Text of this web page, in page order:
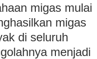
migas mulai
migas
di seluruh
menjadi